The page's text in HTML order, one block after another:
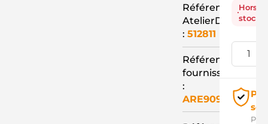
Référence
AtelierD
:512811
Référence
fournisseur
:
ARE9097P
Hors
stock